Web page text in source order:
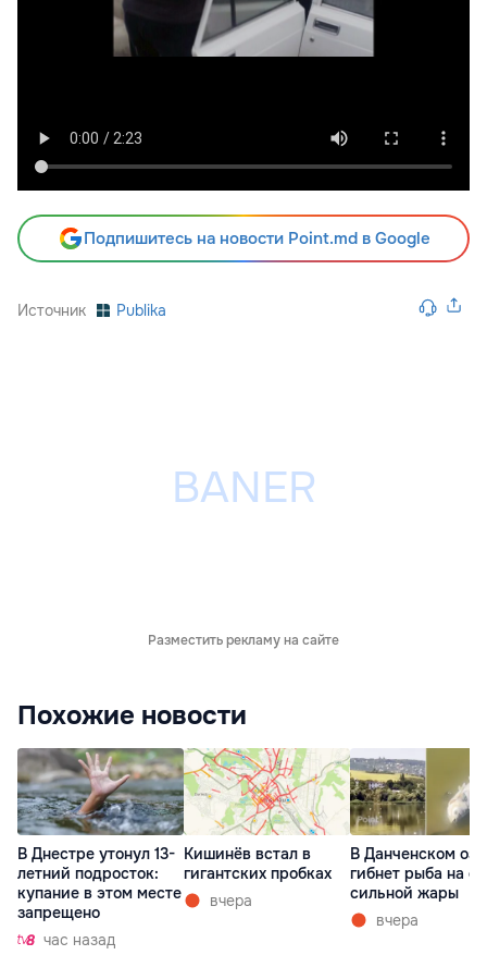
Подпишитесь на новости Point.md в Google
Источник Publika
Разместить рекламу на сайте
Похожие новости
В Днестре утонул 13-
летний подросток:
купание в этом месте
запрещено
час назад
Кишинёв встал в
гигантских пробках
вчера
В Данченском
гибнет рыба на
сильной жары
вчера